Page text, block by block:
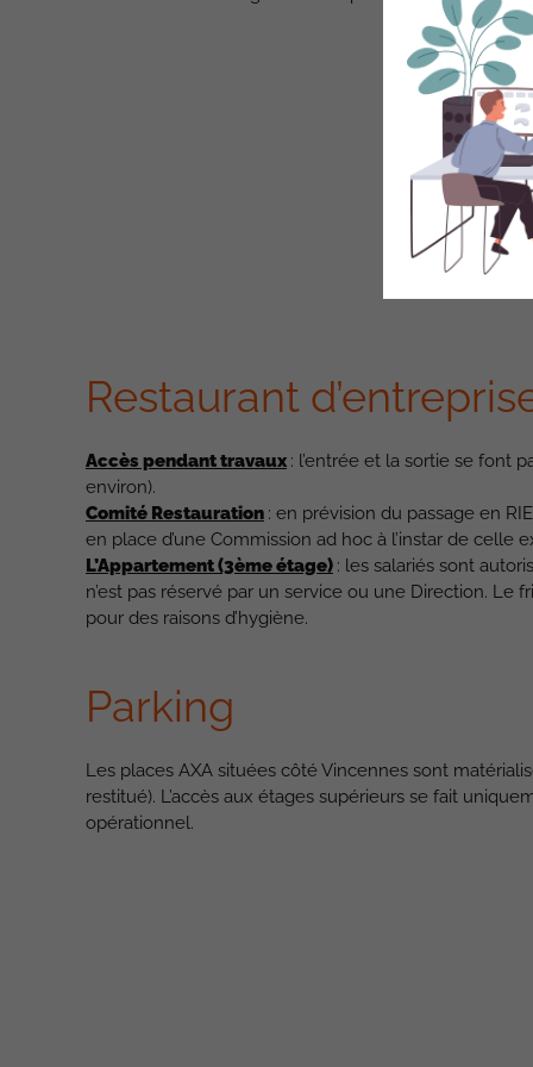
Restaurant
Accès pendant travaux : l’entrée et la sortie se font
environ).
Comité Restauration : en prévision du passage en
en place d’une Commission ad hoc à l’instar de celle
L’Appartement (3ème étage) : les salariés sont
n’est pas réservé par un service ou une Direction.
pour des raisons d’hygiène.
Parking
Les places AXA situées côté Vincennes sont
restitué). L’accès aux étages supérieurs se fait
opérationnel.